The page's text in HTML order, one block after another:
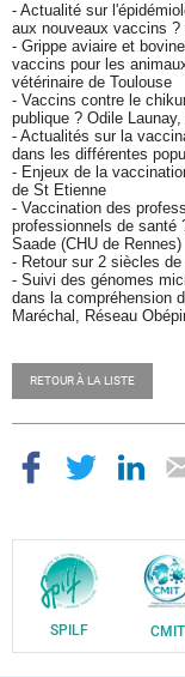
- Actualité sur
aux nouveaux vaccins ?
- Grippe aviaire et
vaccins pour les
vétérinaire de Toulouse
- Vaccins contre le
publique ? Odile
- Actualités sur la
dans les différentes
- Enjeux de la
de St Etienne
- Vaccination des
professionnels de santé
Saade (CHU de Rennes)
- Retour sur 2 siècles
- Suivi des génomes
dans la compréhension
Maréchal, Réseau
RETOUR À LA LISTE
SPILF CMIT